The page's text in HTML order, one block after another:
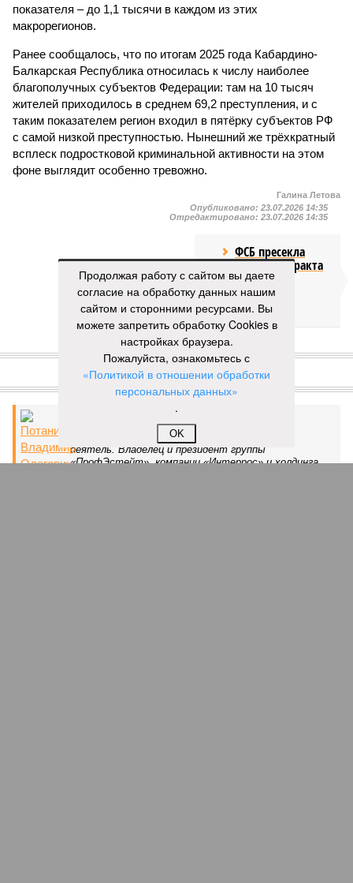
показателя – до 1,1 тысячи в каждом из этих
макрорегионов.
Ранее сообщалось, что по итогам 2025 года Кабардино-
Балкарская Республика относилась к числу наиболее
благополучных субъектов Федерации: там на 10 тысяч
жителей приходилось в среднем 69,2 преступления, и с
таким показателем регион входил в пятёрку субъектов РФ
с самой низкой преступностью. Нынешний же трёхкратный
всплеск подростковой криминальной активности на этом
фоне выглядит особенно тревожно.
Галина Летова
Опубликовано: 23.07.2026 14:35
Отредактировано: 23.07.2026 14:35
ФСБ пресекла
подготовку теракта
у здания
прокуратуры
Пятигорска
КОММЕНТАРИИ 0
ДОСЬЕ
Потанин Владимир Олегович
Российский предприниматель, политический
деятель. Владелец и президент группы
«ПрофЭстейт», компании «Интеррос» и холдинга
Продолжая работу с сайтом вы даете
согласие на обработку данных нашим
сайтом и сторонними ресурсами. Вы
можете запретить обработку Cookies в
настройках браузера.
Пожалуйста, ознакомьтесь с
«Политикой в отношении обработки
персональных данных»
.
OK